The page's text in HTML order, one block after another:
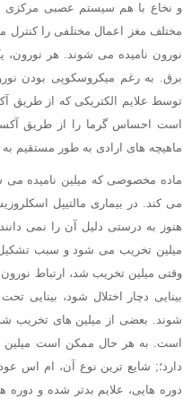
و نخاع با هم سیستم عصبی مرکزی
مختلف مغز اعمال مختلفی را
نورون نامیده می شوند. هر نورون،
برق. به رغم میکروسکوپی بودن
توسط علایم الکتریکی که از طریق
است احساس گرما را از طریق
ماهیچه های ارادی به طور مستقیم
ماده مخصوصی که میلین نامیده می
می کند. در بیماری مالتیپل
هنوز به درستی دلیل آن را نمی
میلین تخریب می شود و سبب
وقتی میلین تخریب شد، ارتباط
بینایی دچار اختلال شود، بینایی
شوند. بعضی از میلین های تخریب
است. به هر حال ممکن است میلین